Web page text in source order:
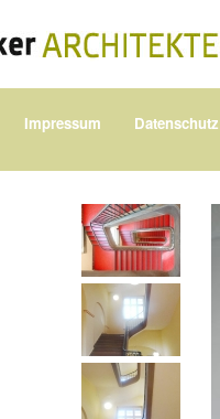
Impressum Datenschutz